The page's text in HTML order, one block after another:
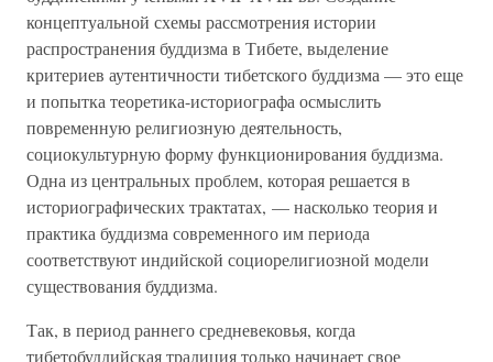
концептуальной схемы рассмотрения истории
распространения буддизма в Тибете, выделение
критериев аутентичности тибетского буддизма — это еще
и попытка теоретика-историографа осмыслить
повременную религиозную деятельность,
социокультурную форму функционирования буддизма.
Одна из центральных проблем, которая решается в
историографических трактатах, — насколько теория и
практика буддизма современного им периода
соответствуют индийской социорелигиозной модели
существования буддизма.
Так, в период раннего средневековья, когда
тибетобуддийская традиция только начинает свое